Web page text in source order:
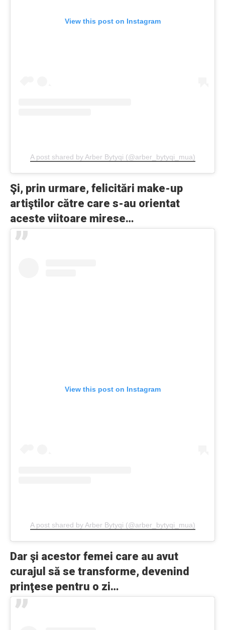
View this post on Instagram
A post shared by Arber Bytyqi (@arber_bytyqi_mua)
Şi, prin urmare, felicitări make-up
artiştilor către care s-au orientat
aceste viitoare mirese…
View this post on Instagram
A post shared by Arber Bytyqi (@arber_bytyqi_mua)
Dar şi acestor femei care au avut
curajul să se transforme, devenind
prinţese pentru o zi…